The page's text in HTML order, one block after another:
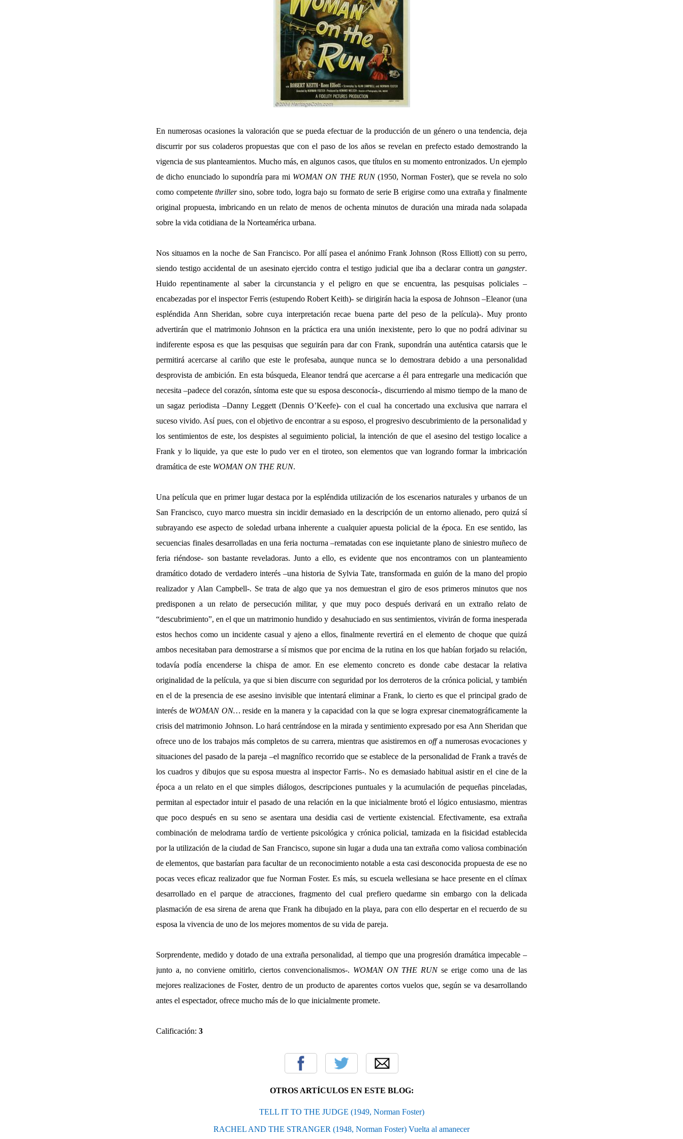
En numerosas ocasiones la valoración que se pueda efectuar de la producción de un género o una tendencia, deja
discurrir por sus coladeros propuestas que con el paso de los años se revelan en prefecto estado demostrando la
vigencia de sus planteamientos. Mucho más, en algunos casos, que títulos en su momento entronizados. Un ejemplo
de dicho enunciado lo supondría para mi WOMAN ON THE RUN(1950, Norman Foster), que se revela no solo
como competentethrillersino, sobre todo, logra bajo su formato de serie B erigirse como una extraña y finalmente
original propuesta, imbricando en un relato de menos de ochenta minutos de duración una mirada nada solapada
sobre la vida cotidiana de la Norteamérica urbana.
Nos situamos en la noche de San Francisco. Por allí pasea el anónimo Frank Johnson (Ross Elliott) con su perro,
siendo testigo accidental de un asesinato ejercido contra el testigo judicial que iba a declarar contra un gangster.
Huido repentinamente al saber la circunstancia y el peligro en que se encuentra, las pesquisas policiales –
encabezadas por el inspector Ferris (estupendo Robert Keith)- se dirigirán hacia la esposa de Johnson –Eleanor (una
espléndida Ann Sheridan, sobre cuya interpretación recae buena parte del peso de la película)-. Muy pronto
advertirán que el matrimonio Johnson en la práctica era una unión inexistente, pero lo que no podrá adivinar su
indiferente esposa es que las pesquisas que seguirán para dar con Frank, supondrán una auténtica catarsis que le
permitirá acercarse al cariño que este le profesaba, aunque nunca se lo demostrara debido a una personalidad
desprovista de ambición. En esta búsqueda, Eleanor tendrá que acercarse a él para entregarle una medicación que
necesita –padece del corazón, síntoma este que su esposa desconocía-, discurriendo al mismo tiempo de la mano de
un sagaz periodista –Danny Leggett (Dennis O’Keefe)- con el cual ha concertado una exclusiva que narrara el
suceso vivido. Así pues, con el objetivo de encontrar a su esposo, el progresivo descubrimiento de la personalidad y
los sentimientos de este, los despistes al seguimiento policial, la intención de que el asesino del testigo localice a
Frank y lo liquide, ya que este lo pudo ver en el tiroteo, son elementos que van logrando formar la imbricación
dramática de este WOMAN ON THE RUN.
Una película que en primer lugar destaca por la espléndida utilización de los escenarios naturales y urbanos de un
San Francisco, cuyo marco muestra sin incidir demasiado en la descripción de un entorno alienado, pero quizá sí
subrayando ese aspecto de soledad urbana inherente a cualquier apuesta policial de la época. En ese sentido, las
secuencias finales desarrolladas en una feria nocturna –rematadas con ese inquietante plano de siniestro muñeco de
feria riéndose- son bastante reveladoras. Junto a ello, es evidente que nos encontramos con un planteamiento
dramático dotado de verdadero interés –una historia de Sylvia Tate, transformada en guión de la mano del propio
realizador y Alan Campbell-. Se trata de algo que ya nos demuestran el giro de esos primeros minutos que nos
predisponen a un relato de persecución militar, y que muy poco después derivará en un extraño relato de
“descubrimiento”, en el que un matrimonio hundido y desahuciado en sus sentimientos, vivirán de forma inesperada
estos hechos como un incidente casual y ajeno a ellos, finalmente revertirá en el elemento de choque que quizá
ambos necesitaban para demostrarse a sí mismos que por encima de la rutina en los que habían forjado su relación,
todavía podía encenderse la chispa de amor. En ese elemento concreto es donde cabe destacar la relativa
originalidad de la película, ya que si bien discurre con seguridad por los derroteros de la crónica policial, y también
en el de la presencia de ese asesino invisible que intentará eliminar a Frank, lo cierto es que el principal grado de
interés de WOMAN ON… reside en la manera y la capacidad con la que se logra expresar cinematográficamente la
crisis del matrimonio Johnson. Lo hará centrándose en la mirada y sentimiento expresado por esa Ann Sheridan que
ofrece uno de los trabajos más completos de su carrera, mientras que asistiremos enoffa numerosas evocaciones y
situaciones del pasado de la pareja –el magnífico recorrido que se establece de la personalidad de Frank a través de
los cuadros y dibujos que su esposa muestra al inspector Farris-. No es demasiado habitual asistir en el cine de la
época a un relato en el que simples diálogos, descripciones puntuales y la acumulación de pequeñas pinceladas,
permitan al espectador intuir el pasado de una relación en la que inicialmente brotó el lógico entusiasmo, mientras
que poco después en su seno se asentara una desidia casi de vertiente existencial. Efectivamente, esa extraña
combinación de melodrama tardío de vertiente psicológica y crónica policial, tamizada en la fisicidad establecida
por la utilización de la ciudad de San Francisco, supone sin lugar a duda una tan extraña como valiosa combinación
de elementos, que bastarían para facultar de un reconocimiento notable a esta casi desconocida propuesta de ese no
pocas veces eficaz realizador que fue Norman Foster. Es más, su escuela wellesiana se hace presente en el clímax
desarrollado en el parque de atracciones, fragmento del cual prefiero quedarme sin embargo con la delicada
plasmación de esa sirena de arena que Frank ha dibujado en la playa, para con ello despertar en el recuerdo de su
esposa la vivencia de uno de los mejores momentos de su vida de pareja.
Sorprendente, medido y dotado de una extraña personalidad, al tiempo que una progresión dramática impecable –
junto a, no conviene omitirlo, ciertos convencionalismos-. WOMAN ON THE RUNse erige como una de las
mejores realizaciones de Foster, dentro de un producto de aparentes cortos vuelos que, según se va desarrollando
antes el espectador, ofrece mucho más de lo que inicialmente promete.
Calificación: 3
OTROS ARTÍCULOS EN ESTE BLOG:
TELL IT TO THE JUDGE (1949, Norman Foster)
RACHEL AND THE STRANGER (1948, Norman Foster) Vuelta al amanecer